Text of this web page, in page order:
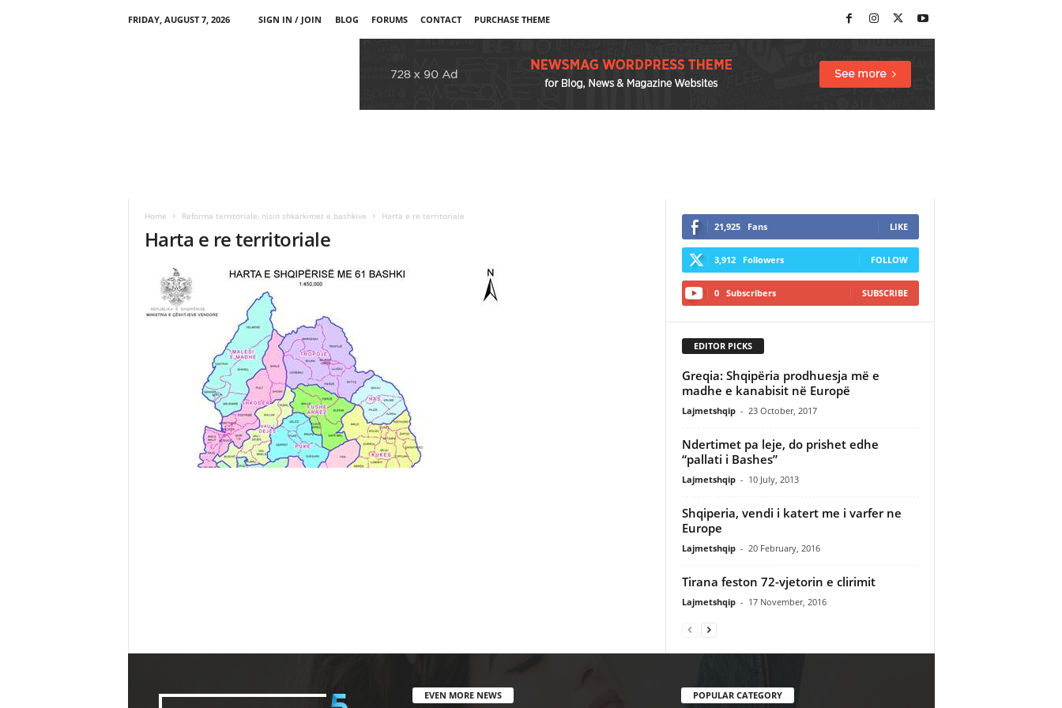
FRIDAY, AUGUST 7, 2026 SIGN IN / JOIN BLOG FORUMS CONTACT PURCHASE THEME
Home Reforma territoriale, nisin shkarkimet e bashkive Harta e re territoriale
Harta e re territoriale 21,925 Fans LIKE
3,912 Followers FOLLOW
0 Subscribers SUBSCRIBE
EDITOR PICKS
Greqia: Shqipëria prodhuesja më e
madhe e kanabisit në Europë
Lajmetshqip - 23 October, 2017
Ndertimet pa leje, do prishet edhe
“pallati i Bashes”
Lajmetshqip - 10 July, 2013
Shqiperia, vendi i katert me i varfer ne
Europe
Lajmetshqip - 20 February, 2016
Tirana feston 72-vjetorin e clirimit
Lajmetshqip - 17 November, 2016
EVEN MORE NEWS POPULAR CATEGORY